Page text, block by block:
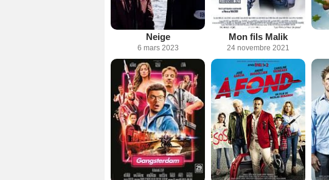
Neige
6 mars 2023
Mon fils Malik
24 novembre 2021